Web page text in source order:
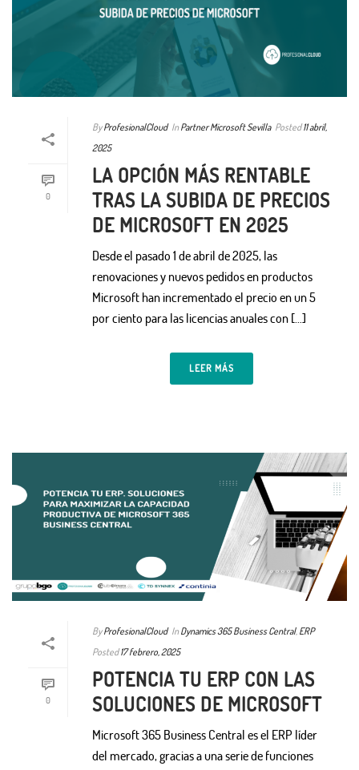
0
By ProfesionalCloud In Partner Microsoft Sevilla Posted 11 abril,
2025
LA OPCIÓN MÁS RENTABLE
TRAS LA SUBIDA DE PRECIOS
DE MICROSOFT EN 2025
Desde el pasado 1 de abril de 2025, las
renovaciones y nuevos pedidos en productos
Microsoft han incrementado el precio en un 5
por ciento para las licencias anuales con […]
LEER MÁS
0
By ProfesionalCloud In Dynamics 365 Business Central, ERP
Posted 17 febrero, 2025
POTENCIA TU ERP CON LAS
SOLUCIONES DE MICROSOFT
Microsoft 365 Business Central es el ERP líder
del mercado, gracias a una serie de funciones